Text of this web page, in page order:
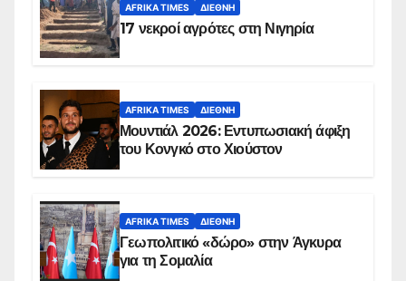
AFRIKA TIMES ΔΙΕΘΝΉ
17 νεκροί αγρότες στη Νιγηρία
AFRIKA TIMES ΔΙΕΘΝΉ
Μουντιάλ 2026: Εντυπωσιακή άφιξη
του Κονγκό στο Χιούστον
AFRIKA TIMES ΔΙΕΘΝΉ
Γεωπολιτικό «δώρο» στην Άγκυρα
για τη Σομαλία